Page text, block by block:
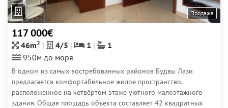
Продажа
117 000€
46m2 4/5 1
1
950м до моря
В одном из самых востребованных районов Будвы Лази
предлагается комфортабельное жилое пространство,
расположенное на четвёртом этаже уютного малоэтажного
здания. Общая площадь объекта составляет 42 квадратных